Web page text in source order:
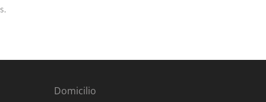
Domicilio